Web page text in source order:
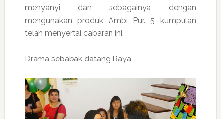
menyanyi dan sebagainya dengan
mengunakan produk Ambi Pur. 5 kumpulan
telah menyertai cabaran ini.
Drama sebabak datang Raya